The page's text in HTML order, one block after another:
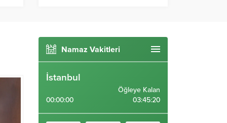
Namaz Vakitleri
İstanbul
00:00:00
Öğleye Kalan
03:45:18